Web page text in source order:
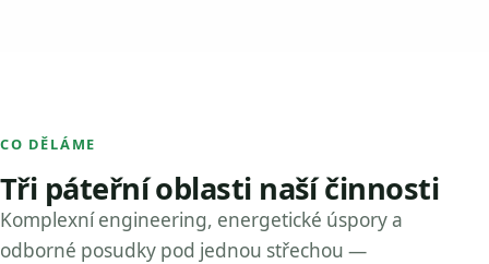
CO DĚLÁME
Tři páteřní oblasti naší činnosti
Komplexní engineering, energetické úspory a
odborné posudky pod jednou střechou —